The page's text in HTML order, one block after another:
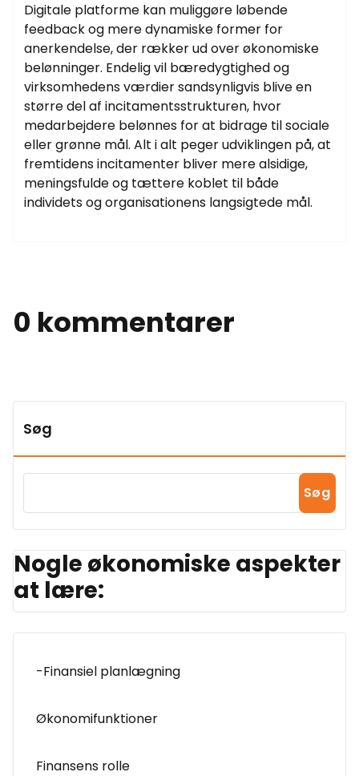
Digitale platforme kan muliggøre løbende
feedback og mere dynamiske former for
anerkendelse, der rækker ud over økonomiske
belønninger. Endelig vil bæredygtighed og
virksomhedens værdier sandsynligvis blive en
større del af incitamentsstrukturen, hvor
medarbejdere belønnes for at bidrage til sociale
eller grønne mål. Alt i alt peger udviklingen på, at
fremtidens incitamenter bliver mere alsidige,
meningsfulde og tættere koblet til både
individets og organisationens langsigtede mål.
0 kommentarer
Søg
Søg
Nogle økonomiske aspekter
at lære:
-Finansiel planlægning
Økonomifunktioner
Finansens rolle